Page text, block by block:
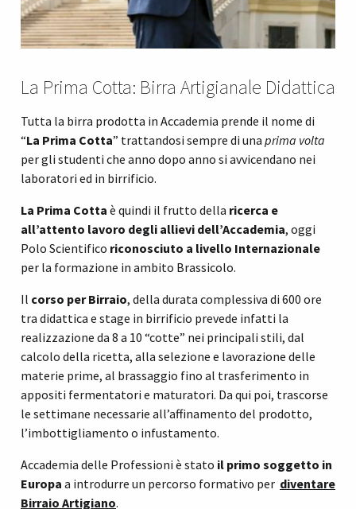
La Prima Cotta: Birra Artigianale Didattica
Tutta la birra prodotta in Accademia prende il nome di
“La Prima Cotta” trattandosi sempre di una prima volta
per gli studenti che anno dopo anno si avvicendano nei
laboratori ed in birrificio.
La Prima Cotta è quindi il frutto della ricerca e
all’attento lavoro degli allievi dell’Accademia, oggi
Polo Scientifico riconosciuto a livello Internazionale
per la formazione in ambito Brassicolo.
Il corso per Birraio, della durata complessiva di 600 ore
tra didattica e stage in birrificio prevede infatti la
realizzazione da 8 a 10 “cotte” nei principali stili, dal
calcolo della ricetta, alla selezione e lavorazione delle
materie prime, al brassaggio fino al trasferimento in
appositi fermentatori e maturatori. Da qui poi, trascorse
le settimane necessarie all’affinamento del prodotto,
l’imbottigliamento o infustamento.
Accademia delle Professioni è stato il primo soggetto in
Europa a introdurre un percorso formativo per diventare
Birraio Artigiano.